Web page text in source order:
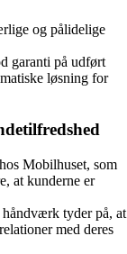
og pålidelige
garanti på udført
løsning for
Mobilhuset, som
at kunderne er
tyder på, at
med deres